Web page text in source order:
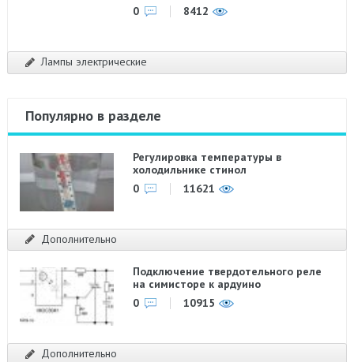
0
8412
Лампы электрические
Популярно в разделе
Регулировка температуры в
холодильнике стинол
0
11621
Дополнительно
Подключение твердотельного реле
на симисторе к ардуино
0
10915
Дополнительно